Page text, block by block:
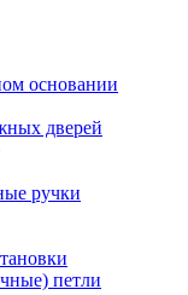
основании
дверей
ручки
петли